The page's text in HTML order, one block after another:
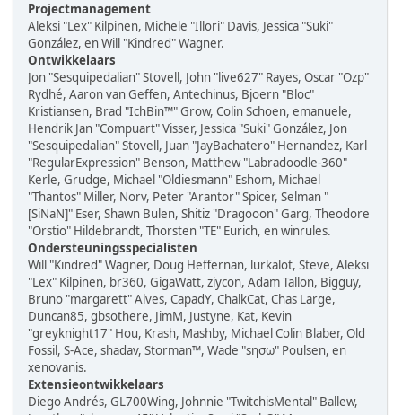
Projectmanagement
Aleksi "Lex" Kilpinen, Michele "Illori" Davis, Jessica "Suki"
González, en Will "Kindred" Wagner.
Ontwikkelaars
Jon "Sesquipedalian" Stovell, John "live627" Rayes, Oscar "Ozp"
Rydhé, Aaron van Geffen, Antechinus, Bjoern "Bloc"
Kristiansen, Brad "IchBin™" Grow, Colin Schoen, emanuele,
Hendrik Jan "Compuart" Visser, Jessica "Suki" González, Jon
"Sesquipedalian" Stovell, Juan "JayBachatero" Hernandez, Karl
"RegularExpression" Benson, Matthew "Labradoodle-360"
Kerle, Grudge, Michael "Oldiesmann" Eshom, Michael
"Thantos" Miller, Norv, Peter "Arantor" Spicer, Selman "
[SiNaN]" Eser, Shawn Bulen, Shitiz "Dragooon" Garg, Theodore
"Orstio" Hildebrandt, Thorsten "TE" Eurich, en winrules.
Ondersteuningsspecialisten
Will "Kindred" Wagner, Doug Heffernan, lurkalot, Steve, Aleksi
"Lex" Kilpinen, br360, GigaWatt, ziycon, Adam Tallon, Bigguy,
Bruno "margarett" Alves, CapadY, ChalkCat, Chas Large,
Duncan85, gbsothere, JimM, Justyne, Kat, Kevin
"greyknight17" Hou, Krash, Mashby, Michael Colin Blaber, Old
Fossil, S-Ace, shadav, Storman™, Wade "sησω" Poulsen, en
xenovanis.
Extensieontwikkelaars
Diego Andrés, GL700Wing, Johnnie "TwitchisMental" Ballew,